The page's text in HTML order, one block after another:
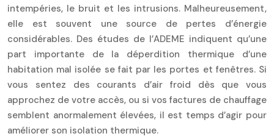
intempéries, le bruit et les intrusions. Malheureusement,
elle est souvent une source de pertes d’énergie
considérables. Des études de l’ADEME indiquent qu’une
part importante de la déperdition thermique d’une
habitation mal isolée se fait par les portes et fenêtres. Si
vous sentez des courants d’air froid dès que vous
approchez de votre accès, ou si vos factures de chauffage
semblent anormalement élevées, il est temps d’agir pour
améliorer son isolation thermique.